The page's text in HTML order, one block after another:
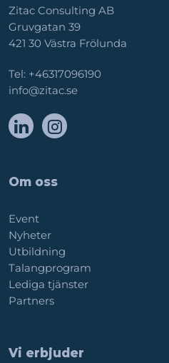
Zitac Consulting AB
Gruvgatan 39
421 30 Västra Frölunda
Tel: +46317096190
info@zitac.se
Om oss
Event
Nyheter
Utbildning
Talangprogram
Lediga tjänster
Partners
Vi erbjuder